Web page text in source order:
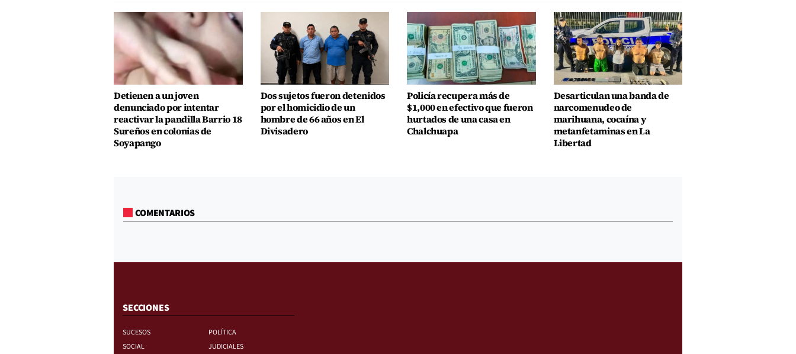
Detienen a un joven
denunciado por intentar
reactivar la pandilla Barrio 18
Sureños en colonias de
Soyapango
Dos sujetos fueron detenidos
por el homicidio de un
hombre de 66 años en El
Divisadero
Policía recupera más de
$1,000 en efectivo que fueron
hurtados de una casa en
Chalchuapa
Desarticulan una banda de
narcomenudeo de
marihuana, cocaína y
metanfetaminas en La
Libertad
COMENTARIOS
SECCIONES
SUCESOS
POLÍTICA
SOCIAL
JUDICIALES